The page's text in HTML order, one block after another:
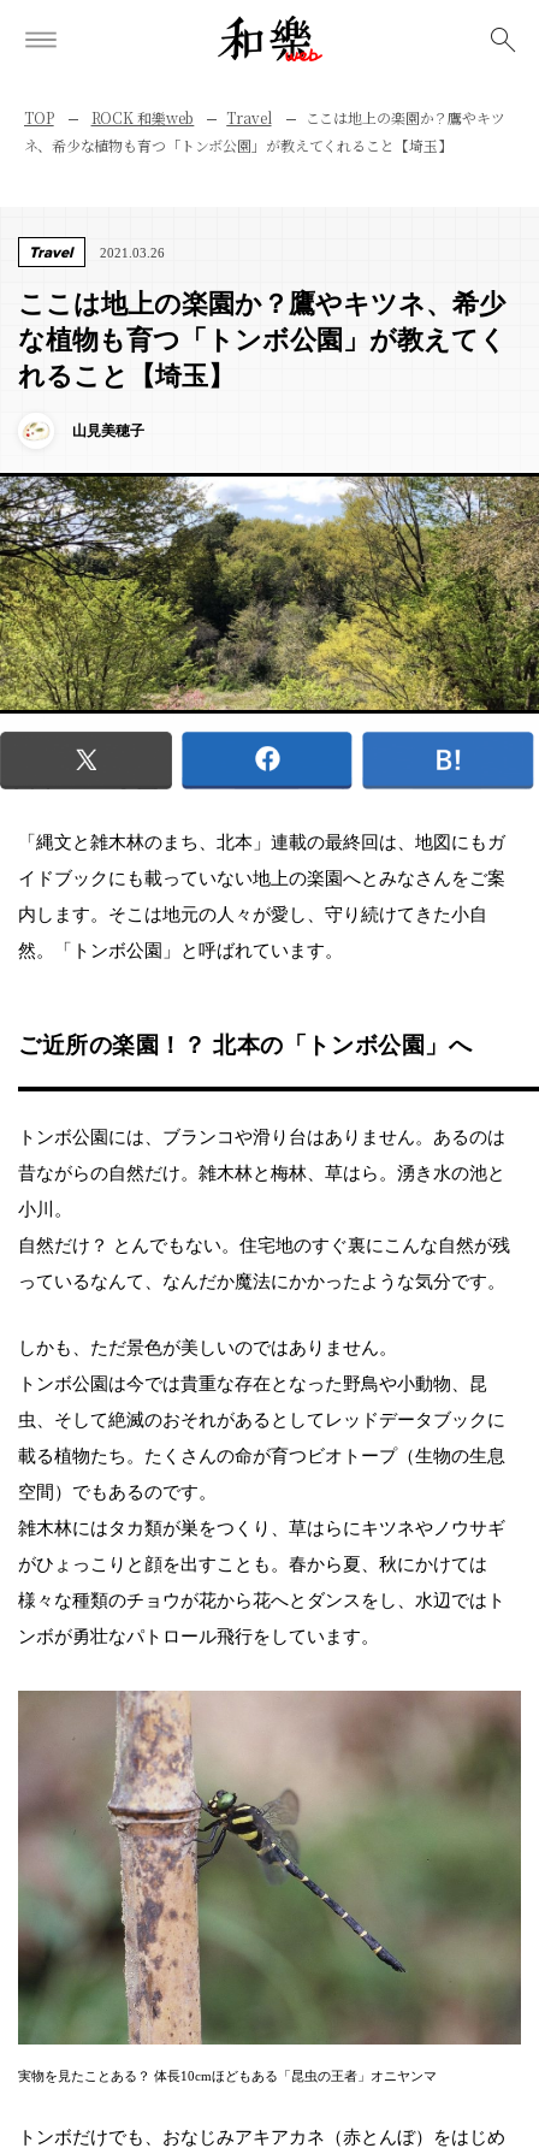
TOP ROCK 和樂web Travel
ここは地上の楽園か？鷹やキツ
ネ、希少な植物も育つ「トンボ公園」が教えてくれること【埼玉】
Travel 2021.03.26
ここは地上の楽園か？鷹やキツネ、希少
な植物も育つ「トンボ公園」が教えてく
れること【埼玉】
山見美穂子
「縄文と雑木林のまち、北本」連載の最終回は、地図にもガ
イドブックにも載っていない地上の楽園へとみなさんをご案
内します。そこは地元の人々が愛し、守り続けてきた小自
然。「トンボ公園」と呼ばれています。
ご近所の楽園！？ 北本の「トンボ公園」へ
トンボ公園には、ブランコや滑り台はありません。あるのは
昔ながらの自然だけ。雑木林と梅林、草はら。湧き水の池と
小川。
自然だけ？ とんでもない。住宅地のすぐ裏にこんな自然が残
っているなんて、なんだか魔法にかかったような気分です。
しかも、ただ景色が美しいのではありません。
トンボ公園は今では貴重な存在となった野鳥や小動物、昆
虫、そして絶滅のおそれがあるとしてレッドデータブックに
載る植物たち。たくさんの命が育つビオトープ（生物の生息
空間）でもあるのです。
雑木林にはタカ類が巣をつくり、草はらにキツネやノウサギ
がひょっこりと顔を出すことも。春から夏、秋にかけては
様々な種類のチョウが花から花へとダンスをし、水辺ではト
ンボが勇壮なパトロール飛行をしています。
実物を見たことある？ 体長10cmほどもある「昆虫の王者」オニヤンマ
トンボだけでも、おなじみアキアカネ（赤とんぼ）をはじめ